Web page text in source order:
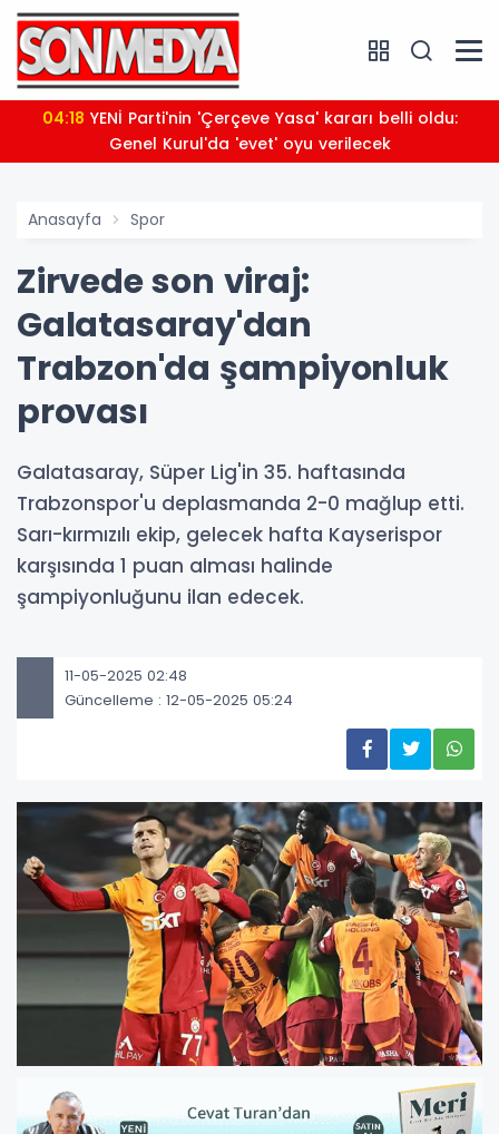
04:18
Genel Kurul'da 'evet' oyu verilecek
Anasayfa Spor
Zirvede son viraj:
Galatasaray'dan
Trabzon'da şampiyonluk
provası
Galatasaray, Süper Lig'in 35. haftasında
Trabzonspor'u deplasmanda 2-0 mağlup etti.
Sarı-kırmızılı ekip, gelecek hafta Kayserispor
karşısında 1 puan alması halinde
şampiyonluğunu ilan edecek.
11-05-2025 02:48
Güncelleme : 12-05-2025 05:24